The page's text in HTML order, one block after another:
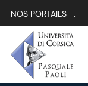
NOS PORTAILS :